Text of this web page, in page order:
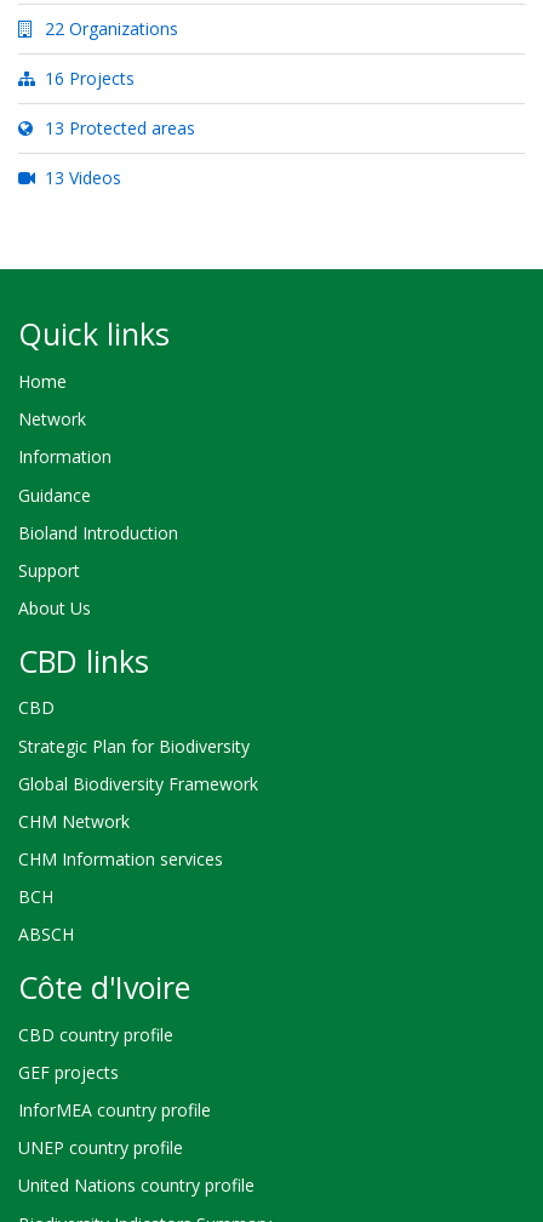
22 Organizations
16 Projects
13 Protected areas
13 Videos
Quick links
Home
Network
Information
Guidance
Bioland Introduction
Support
About Us
CBD links
CBD
Strategic Plan for Biodiversity
Global Biodiversity Framework
CHM Network
CHM Information services
BCH
ABSCH
Côte d'Ivoire
CBD country profile
GEF projects
InforMEA country profile
UNEP country profile
United Nations country profile